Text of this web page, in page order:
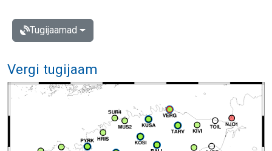
Tugijaamad
Vergi tugijaam